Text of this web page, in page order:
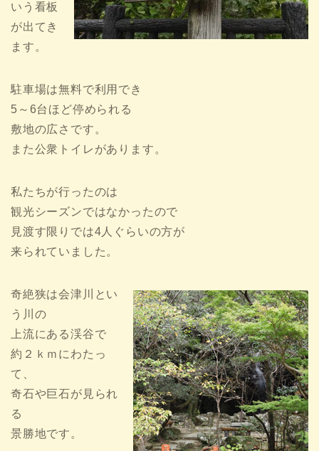
いう看板
が出てき
ます。
駐車場は無料で利用でき
5～6台ほど停められる
敷地の広さです。
また公衆トイレがあります。
私たちが行ったのは
観光シーズンではなかったので
見渡す限りでは4人ぐらいの方が
来られていました。
奇絶狭は会津川とい
う川の
上流にある渓谷で
約２ｋｍにわたっ
て、
奇石や巨石が見られ
る
景勝地です。